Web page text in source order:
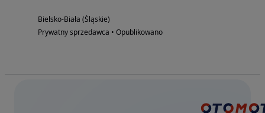
Bielsko-Biała (Śląskie)
Prywatny sprzedawca • Opublikowano